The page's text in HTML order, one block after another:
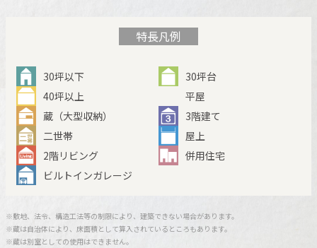
ミサワアイデンティティ
特長凡例
30坪以下
30坪台
40坪以上
平屋
蔵（大型収納）
3階建て
二世帯
屋上
2階リビング
併用住宅
ビルトインガレージ
※敷地、法令、構造工法等の制限により、建築できない場合があります。
※蔵は自治体により、床面積として算入されているところもあります。
※蔵は別室としての使用はできません。